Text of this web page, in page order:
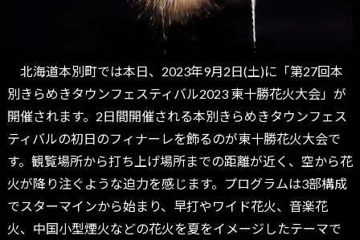
北海道本別町では本日、2023年9月2日(土)に「第27回本
別きらめきタウンフェスティバル2023 東十勝花火大会」が
開催されます。2日間開催される本別きらめきタウンフェス
ティバルの初日のフィナーレを飾るのが東十勝花火大会で
す。観覧場所から打ち上げ場所までの距離が近く、空から花
火が降り注ぐような迫力を感じます。プログラムは3部構成
でスターマインから始まり、早打やワイド花火、音楽花
火、中国小型煙火などの花火を夏をイメージしたテーマで